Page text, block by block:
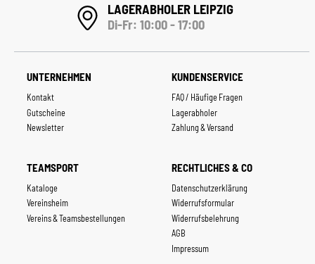
LAGERABHOLER LEIPZIG
Di-Fr: 10:00 - 17:00
UNTERNEHMEN
Kontakt
Gutscheine
Newsletter
KUNDENSERVICE
FAQ / Häufige Fragen
Lagerabholer
Zahlung & Versand
TEAMSPORT
Kataloge
Vereinsheim
Vereins & Teamsbestellungen
RECHTLICHES & CO
Datenschutzerklärung
Widerrufsformular
Widerrufsbelehrung
AGB
Impressum